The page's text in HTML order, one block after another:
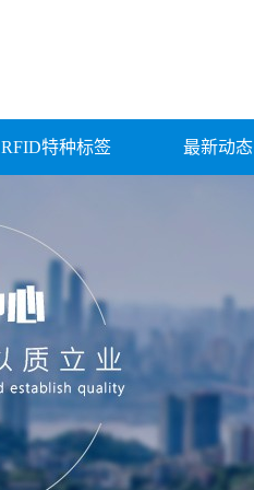
RFID特种标签 最新动态